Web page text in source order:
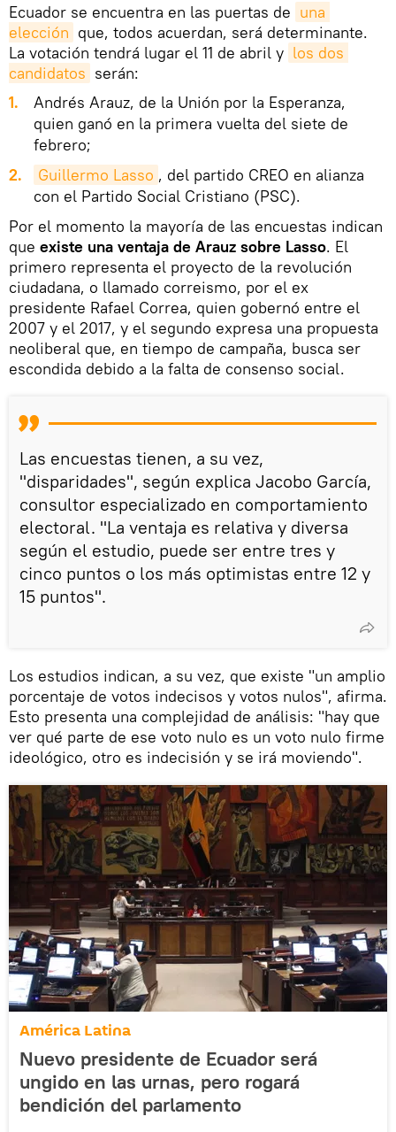
Ecuador se encuentra en las puertas de una
elección que, todos acuerdan, será determinante.
La votación tendrá lugar el 11 de abril y los dos
candidatos serán:
1.
Andrés Arauz, de la Unión por la Esperanza,
quien ganó en la primera vuelta del siete de
febrero;
2.
Guillermo Lasso , del partido CREO en alianza
con el Partido Social Cristiano (PSC).
Por el momento la mayoría de las encuestas indican
que existe una ventaja de Arauz sobre Lasso. El
primero representa el proyecto de la revolución
ciudadana, o llamado correismo, por el ex
presidente Rafael Correa, quien gobernó entre el
2007 y el 2017, y el segundo expresa una propuesta
neoliberal que, en tiempo de campaña, busca ser
escondida debido a la falta de consenso social.
Las encuestas tienen, a su vez,
"disparidades", según explica Jacobo García,
consultor especializado en comportamiento
electoral. "La ventaja es relativa y diversa
según el estudio, puede ser entre tres y
cinco puntos o los más optimistas entre 12 y
15 puntos".
Los estudios indican, a su vez, que existe "un amplio
porcentaje de votos indecisos y votos nulos", afirma.
Esto presenta una complejidad de análisis: "hay que
ver qué parte de ese voto nulo es un voto nulo firme
ideológico, otro es indecisión y se irá moviendo".
América Latina
Nuevo presidente de Ecuador será
ungido en las urnas, pero rogará
bendición del parlamento